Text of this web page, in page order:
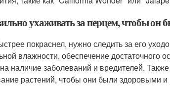
ухаживать за перцем, чтобы он
покраснел, нужно следить за его
влажности, обеспечение достаточного
наличие заболеваний и вредителей.
растений, чтобы они были здоровыми